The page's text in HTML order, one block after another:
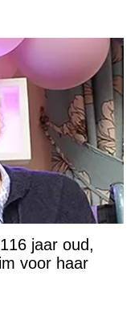
jaar oud,
voor haar